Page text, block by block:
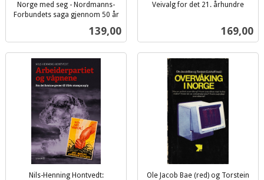
Norge med seg - Nordmanns-
Forbundets saga gjennom 50 år
Pris
139,00
Veivalg for det 21. århundre
Pris
169,00
Nils-Henning Hontvedt:
Ole Jacob Bae (red) og Torstein